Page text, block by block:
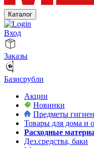
Каталог
Вход
Заказы
Базисрубли
Акции
Новинки
Предметы
Товары для дома и
Расходные
Дез.средства, баки